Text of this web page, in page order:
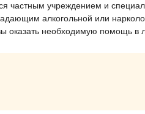
частным учреждением и
алкогольной или
оказать необходимую помощь в